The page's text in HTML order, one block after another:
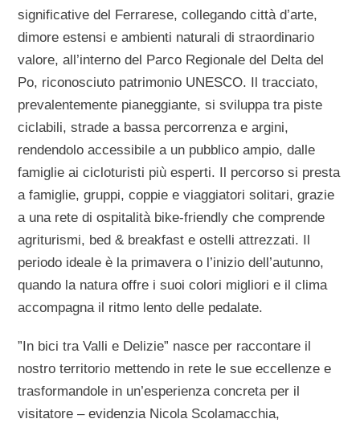
significative del Ferrarese, collegando città d’arte,
dimore estensi e ambienti naturali di straordinario
valore, all’interno del
Parco Regionale del Delta del
Po, riconosciuto patrimonio UNESCO. Il tracciato,
prevalentemente pianeggiante, si sviluppa tra piste
ciclabili, strade a bassa percorrenza e argini,
rendendolo accessibile a un pubblico ampio, dalle
famiglie ai cicloturisti più esperti. Il percorso si presta
a famiglie, gruppi, coppie e viaggiatori solitari, grazie
a una rete di ospitalità bike-friendly che comprende
agriturismi, bed & breakfast e ostelli attrezzati. Il
periodo ideale è la primavera o l’inizio dell’autunno,
quando la natura offre i suoi colori migliori e il clima
accompagna il ritmo lento delle pedalate.
”In bici tra Valli e Delizie” nasce per raccontare il
nostro territorio mettendo in rete le sue eccellenze e
trasformandole in un’esperienza concreta per il
visitatore –evidenzia Nicola Scolamacchia,